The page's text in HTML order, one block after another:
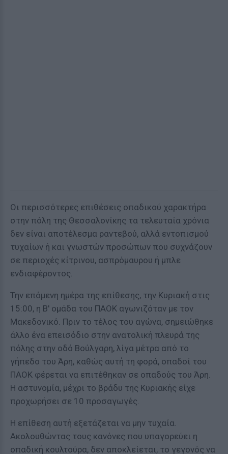
Οι περισσότερες επιθέσεις οπαδικού χαρακτήρα
στην πόλη της Θεσσαλονίκης τα τελευταία χρόνια
δεν είναι αποτέλεσμα ραντεβού, αλλά εντοπισμού
τυχαίων ή και γνωστών προσώπων που συχνάζουν
σε περιοχές κίτρινου, ασπρόμαυρου ή μπλε
ενδιαφέροντος.
Την επόμενη ημέρα της επίθεσης, την Κυριακή στις
15:00, η Β' ομάδα του ΠΑΟΚ αγωνιζόταν με τον
Μακεδονικό. Πριν το τέλος του αγώνα, σημειώθηκε
άλλο ένα επεισόδιο στην ανατολική πλευρά της
πόλης στην οδό Βούλγαρη, λίγα μέτρα από το
γήπεδο του Άρη, καθώς αυτή τη φορά, οπαδοί του
ΠΑΟΚ φέρεται να επιτέθηκαν σε οπαδούς του Άρη.
Η αστυνομία, μέχρι το βράδυ της Κυριακής είχε
προχωρήσει σε 10 προσαγωγές.
Η επίθεση αυτή εξετάζεται να μην τυχαία.
Ακολουθώντας τους κανόνες που υπαγορεύει η
οπαδική κουλτούρα, δεν αποκλείεται, το γεγονός να